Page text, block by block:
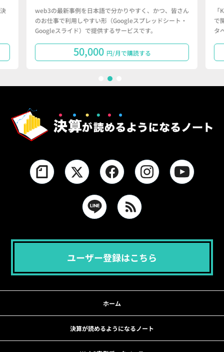
web3の最新事例を日本語で分かりやすく、かつ、皆さん
のお仕事で利用しやすい形（Googleスプレッドシート・
Googleスライド）で提供するサービスです。
50,000 円/月で購読する
で
タ
ユーザー登録はこちら
ホーム
決算が読めるようになるノート